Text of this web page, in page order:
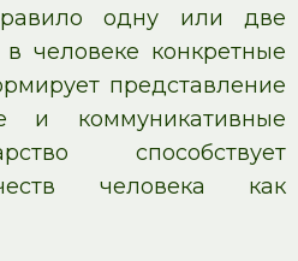
одну или две
человеке конкретные
представление
и коммуникативные
способствует
человека как